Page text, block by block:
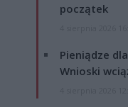
początek
Pieniądze
Wnioski